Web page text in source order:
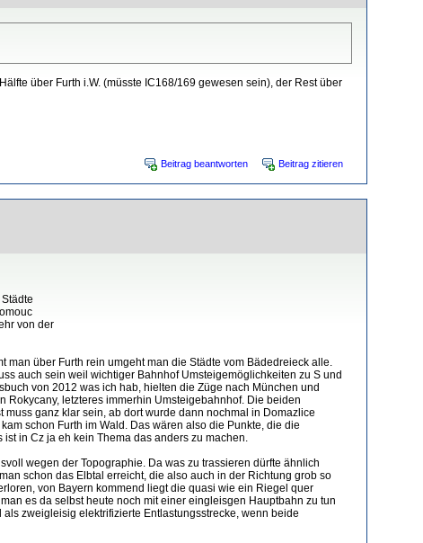
über Furth i.W. (müsste IC168/169 gewesen sein), der Rest über
Beitrag beantworten Beitrag zitieren
von der
über Furth rein umgeht man die Städte vom Bädedreieck alle.
auch sein weil wichtiger Bahnhof Umsteigemöglichkeiten zu S und
von 2012 was ich hab, hielten die Züge nach München und
letzteres immerhin Umsteigebahnhof. Die beiden
ganz klar sein, ab dort wurde dann nochmal in Domazlice
schon Furth im Wald. Das wären also die Punkte, die die
in Cz ja eh kein Thema das anders zu machen.
wegen der Topographie. Da was zu trassieren dürfte ähnlich
schon das Elbtal erreicht, die also auch in der Richtung grob so
von Bayern kommend liegt die quasi wie ein Riegel quer
es da selbst heute noch mit einer eingleisgen Hauptbahn zu tun
zweigleisig elektrifizierte Entlastungsstrecke, wenn beide